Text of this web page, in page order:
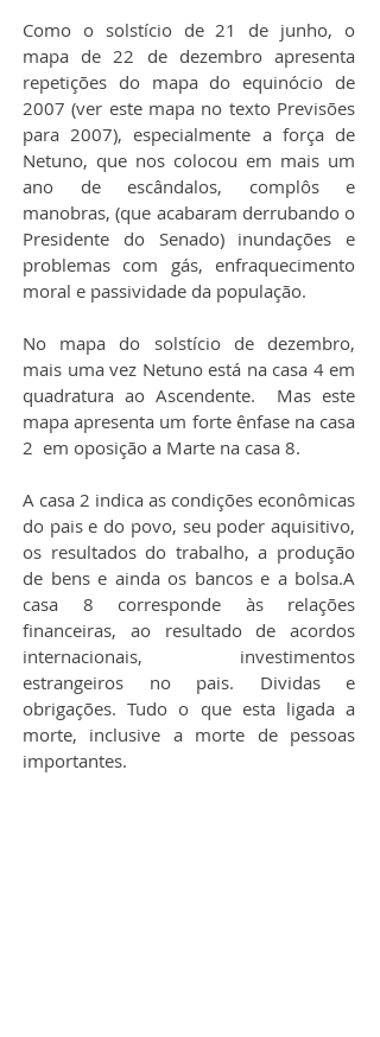
Como o solstício de 21 de junho, o
mapa de 22 de dezembro apresenta
repetições do mapa do equinócio de
2007 (ver este mapa no texto Previsões
para 2007), especialmente a força de
Netuno, que nos colocou em mais um
ano de escândalos, complôs e
manobras, (que acabaram derrubando o
Presidente do Senado) inundações e
problemas com gás, enfraquecimento
moral e passividade da população.
No mapa do solstício de dezembro,
mais uma vez Netuno está na casa 4 em
quadratura ao Ascendente.  Mas este
mapa apresenta um forte ênfase na casa
2  em oposição a Marte na casa 8.
A casa 2 indica as condições econômicas
do pais e do povo, seu poder aquisitivo,
os resultados do trabalho, a produção
de bens e ainda os bancos e a bolsa.A
casa 8 corresponde às relações
financeiras, ao resultado de acordos
internacionais, investimentos
estrangeiros no pais. Dividas e
obrigações. Tudo o que esta ligada a
morte, inclusive a morte de pessoas
importantes.